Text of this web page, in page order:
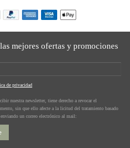
mejores ofertas y promociones
de privacidad
nuestra newsletter, tiene derecho a revocar el
sin que ello afecte a la licitud del tratamiento basado
un correo electrónico al mail: